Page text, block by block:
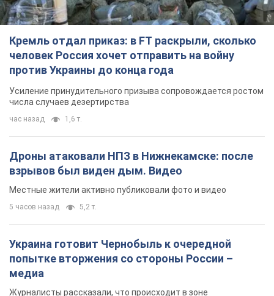
Кремль отдал приказ: в FT раскрыли, сколько
человек Россия хочет отправить на войну
против Украины до конца года
Усиление принудительного призыва сопровождается ростом
числа случаев дезертирства
час назад 1,6 т.
Дроны атаковали НПЗ в Нижнекамске: после
взрывов был виден дым. Видео
Местные жители активно публиковали фото и видео
5 часов назад 5,2 т.
Украина готовит Чернобыль к очередной
попытке вторжения со стороны России –
медиа
Журналисты рассказали, что происходит в зоне